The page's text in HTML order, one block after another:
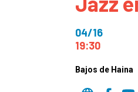
Jazz Day
04/16
19:30
Bajos de Haina